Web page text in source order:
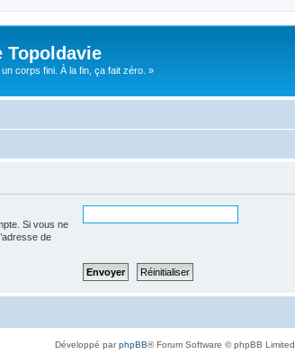
Topoldavie
corps fini. À la fin, ça fait zéro. »
Si vous ne
de
Développé parphpBB® Forum Software © phpBB Limited